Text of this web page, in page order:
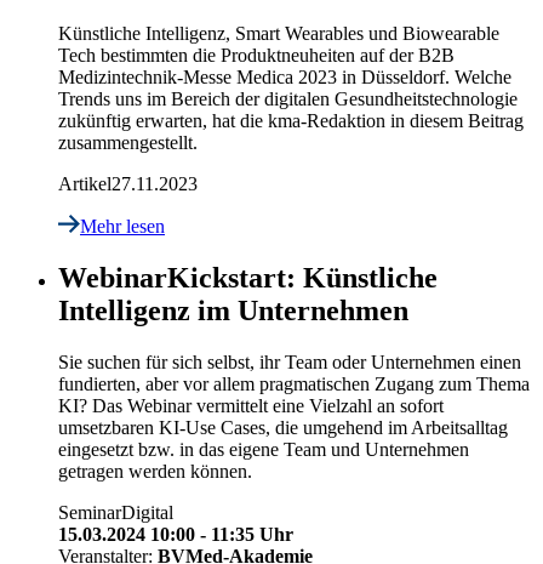
Künstliche Intelligenz, Smart Wearables und Biowearable
Tech bestimmten die Produktneuheiten auf der B2B
Medizintechnik-Messe Medica 2023 in Düsseldorf. Welche
Trends uns im Bereich der digitalen Gesundheitstechnologie
zukünftig erwarten, hat die kma-Redaktion in diesem Beitrag
zusammengestellt.
Artikel27.11.2023
Mehr lesen
WebinarKickstart: Künstliche
Intelligenz im Unternehmen
Sie suchen für sich selbst, ihr Team oder Unternehmen einen
fundierten, aber vor allem pragmatischen Zugang zum Thema
KI? Das Webinar vermittelt eine Vielzahl an sofort
umsetzbaren KI-Use Cases, die umgehend im Arbeitsalltag
eingesetzt bzw. in das eigene Team und Unternehmen
getragen werden können.
SeminarDigital
15.03.2024 10:00 - 11:35 Uhr
Veranstalter: BVMed-Akademie